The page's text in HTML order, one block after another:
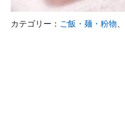
カテゴリー： ご飯・麺・粉物